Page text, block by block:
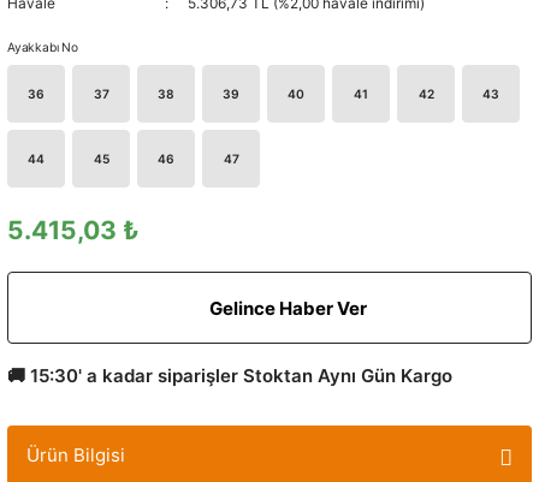
Ayakkabı No
36 37 38 39 40 41 42 43
44 45 46 47
5.415,03 ₺
Gelince Haber Ver
🚚 15:30' a kadar siparişler Stoktan Aynı Gün Kargo
Ürün Bilgisi